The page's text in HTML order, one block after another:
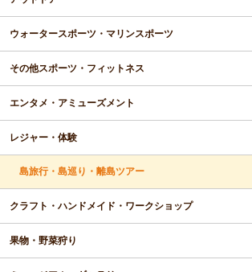
ウォータースポーツ・マリンスポーツ
その他スポーツ・フィットネス
エンタメ・アミューズメント
レジャー・体験
島旅行・島巡り・離島ツアー
クラフト・ハンドメイド・ワークショップ
果物・野菜狩り